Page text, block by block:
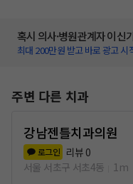
혹시 의사·병원관계자 이신
최대 200만원 받고 바로 광고 시
주변 다른 치과
강남젠틀치과의원
로그인 리뷰 0
서울 서초구 서초4동
1m